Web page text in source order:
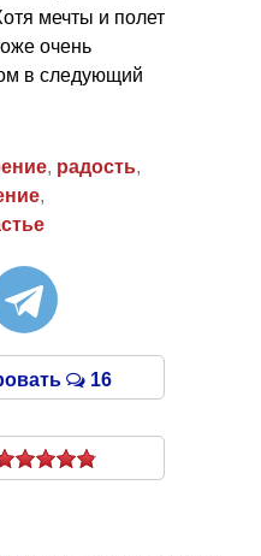
мечты и полет
очень
в следующий
, радость,
,
16